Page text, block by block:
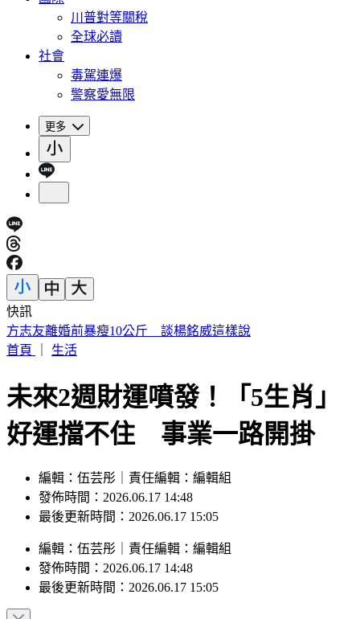
川普對等關稅
全球必讀
社會
毒駕連爆
警察愛無限
更多
快訊
64%民眾五年內有購車計畫，貨物稅減徵成買氣增溫關鍵
首頁
生活
未來2週財運噴發！「5生肖」
好運擋不住 事業一路開掛
編輯：伍芸彤｜責任編輯：編輯組
發佈時間：2026.06.17 14:48
最後更新時間：2026.06.17 15:05
編輯 ： 伍芸彤 責任編輯 ： 編輯組
發佈時間： 2026.06.17 14:48
最後更新時間： 2026.06.17 15:05